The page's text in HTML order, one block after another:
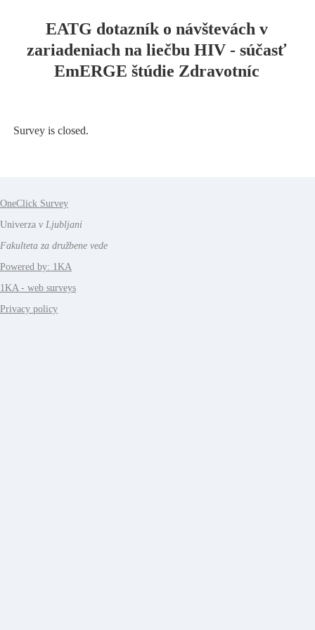
EATG dotazník o návštevách v
zariadeniach na liečbu HIV - súčasť
EmERGE štúdie Zdravotníc
Survey is closed.
OneClick Survey
Univerza v Ljubljani
Fakulteta za družbene vede
Powered by: 1KA
1KA - web surveys
Privacy policy